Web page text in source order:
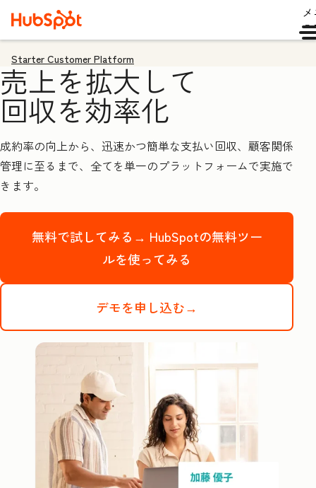
Starter Customer Platform
売上を拡大して
回収を効率化
成約率の向上から、迅速かつ簡単な支払い回収、顧客関係
管理に至るまで、全てを単一のプラットフォームで実施で
きます。
無料で試してみる→ HubSpotの無料ツー
ルを使ってみる
デモを申し込む→